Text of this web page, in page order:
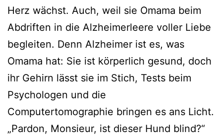
Herz wächst. Auch, weil sie Omama beim
Abdriften in die Alzheimerleere vol­ler Liebe
beglei­ten. Denn Alzheimer ist es, was
Omama hat: Sie ist kör­per­lich gesund, doch
ihr Gehirn lässt sie im Stich, Tests beim
Psychologen und die
Computertomographie brin­gen es ans Licht.
„Pardon, Monsieur, ist die­ser Hund blind?“